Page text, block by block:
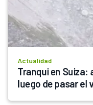
Actualidad
Tranqui en
luego de pasar el